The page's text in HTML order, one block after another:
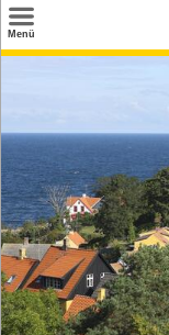
Menü
Weitere Urlaubsziele
Angebote
Inspiration
Kontakt
Gut zu wissen